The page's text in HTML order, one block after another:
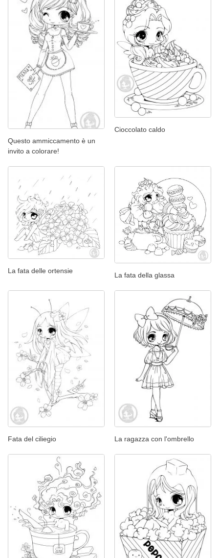
Questo ammiccamento è un
invito a colorare!
Cioccolato caldo
La fata delle ortensie
La fata della glassa
Fata del ciliegio La ragazza con l'ombrello